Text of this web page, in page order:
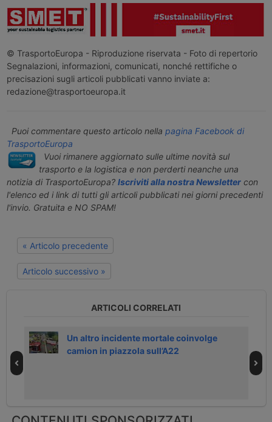
© TrasportoEuropa - Riproduzione riservata - Foto di repertorio
Segnalazioni, informazioni, comunicati, nonché rettifiche o
precisazioni sugli articoli pubblicati vanno inviate a:
redazione@trasportoeuropa.it
Puoi commentare questo articolo nella pagina Facebook di
TrasportoEuropa
Vuoi rimanere aggiornato sulle ultime novità sul
trasporto e la logistica e non perderti neanche una
notizia di TrasportoEuropa? Iscriviti alla nostra Newslettercon
l'elenco ed i link di tutti gli articoli pubblicati nei giorni precedenti
l'invio. Gratuita e NO SPAM!
« Articolo precedente
Articolo successivo »
ARTICOLI CORRELATI
Un altro incidente mortale coinvolge
camion in piazzola sull’A22